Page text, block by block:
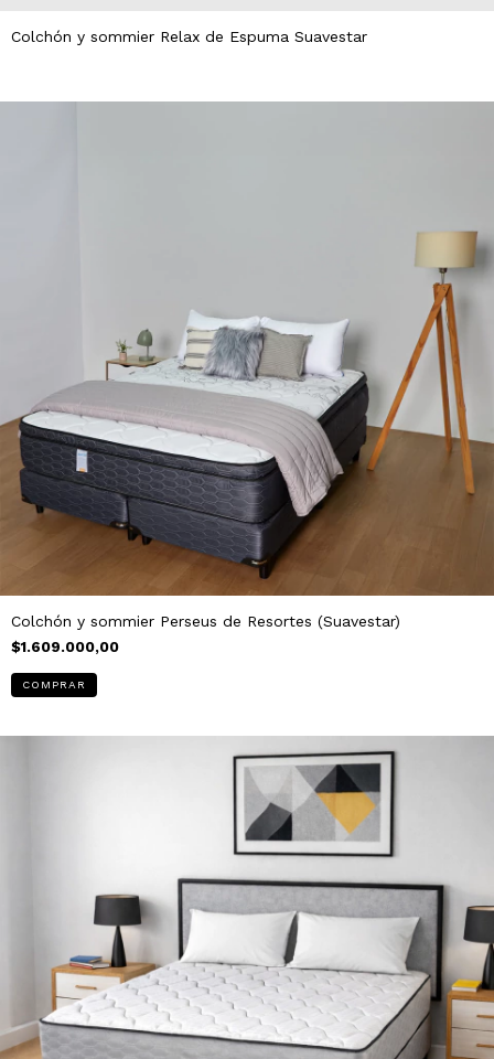
Colchón y sommier Relax de Espuma Suavestar
Colchón y sommier Perseus de Resortes (Suavestar)
$1.609.000,00
COMPRAR